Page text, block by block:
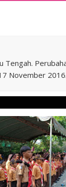
Tengah.
November 2016.